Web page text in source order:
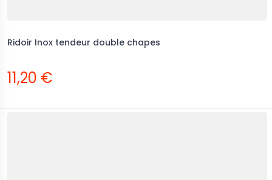
Ridoir Inox tendeur double chapes
11,20 €